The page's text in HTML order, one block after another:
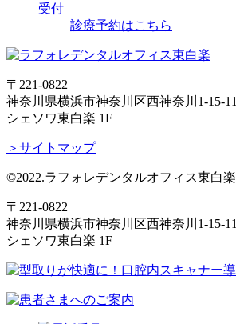
受付
診療予約はこちら
〒221-0822
神奈川県横浜市神奈川区西神奈川1-15-11
シェソワ東白楽 1F
＞サイトマップ
©2022.ラフォレデンタルオフィス東白楽
〒221-0822
神奈川県横浜市神奈川区西神奈川1-15-11
シェソワ東白楽 1F